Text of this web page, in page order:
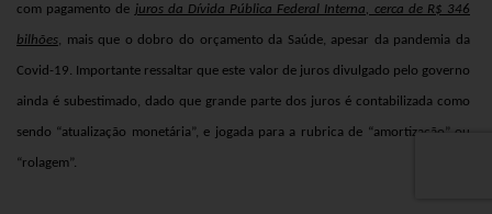
com pagamento de juros da Dívida Pública Federal Interna, cerca de R$ 346
bilhões, mais que o dobro do orçamento da Saúde, apesar da pandemia da
Covid-19. Importante ressaltar que este valor de juros divulgado pelo governo
ainda é subestimado, dado que grande parte dos juros é contabilizada como
sendo “atualização monetária”, e jogada para a rubrica de “amortização” ou
“rolagem”.